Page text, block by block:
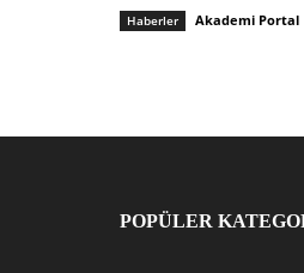
Haberler Akademi Portal
POPÜLER